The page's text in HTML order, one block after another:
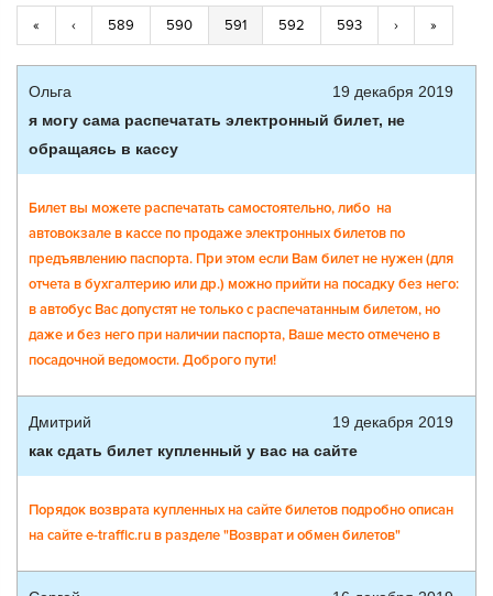
« ‹ 589 590 591 592 593 › »
Ольга
19 декабря 2019
я могу сама распечатать электронный билет, не
обращаясь в кассу
Билет вы можете распечатать самостоятельно, либо на
автовокзале в кассе по продаже электронных билетов по
предъявлению паспорта. При этом если Вам билет не нужен (для
отчета в бухгалтерию или др.) можно прийти на посадку без него:
в автобус Вас допустят не только с распечатанным билетом, но
даже и без него при наличии паспорта, Ваше место отмечено в
посадочной ведомости. Доброго пути!
Дмитрий
19 декабря 2019
как сдать билет купленный у вас на сайте
Порядок возврата купленных на сайте билетов подробно описан
на сайте e-traffic.ru в разделе "Возврат и обмен билетов"